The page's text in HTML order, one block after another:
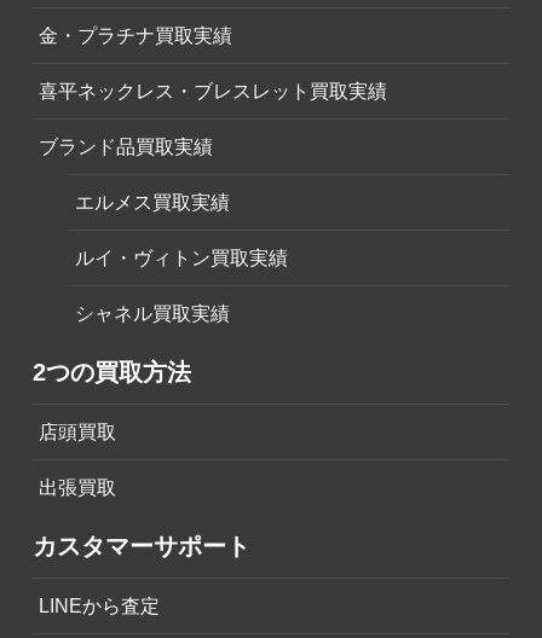
金・プラチナ買取実績
喜平ネックレス・ブレスレット買取実績
ブランド品買取実績
エルメス買取実績
ルイ・ヴィトン買取実績
シャネル買取実績
2つの買取方法
店頭買取
出張買取
カスタマーサポート
LINEから査定